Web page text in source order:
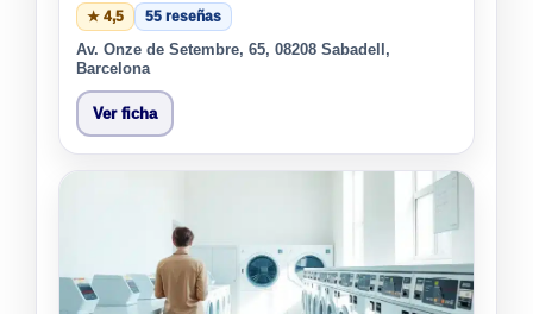
★ 4,5 55 reseñas
Av. Onze de Setembre, 65, 08208 Sabadell,
Barcelona
Ver ficha